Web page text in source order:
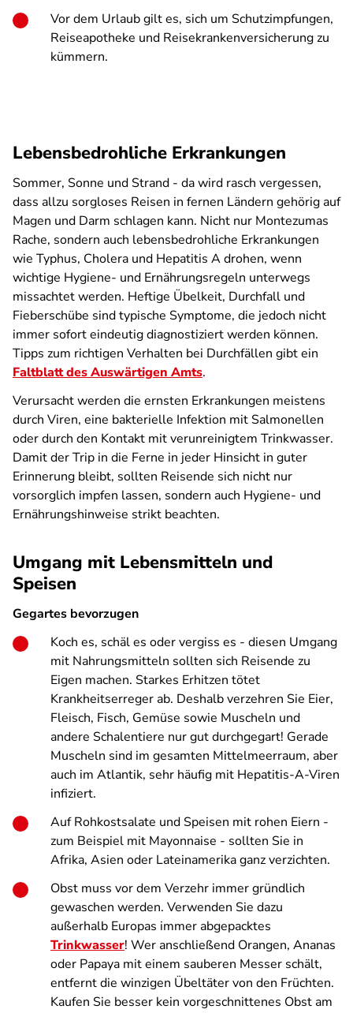
Vor dem Urlaub gilt es, sich um Schutzimpfungen,
Reiseapotheke und Reisekrankenversicherung zu
kümmern.
Lebensbedrohliche Erkrankungen
Sommer, Sonne und Strand - da wird rasch vergessen,
dass allzu sorgloses Reisen in fernen Ländern gehörig auf
Magen und Darm schlagen kann. Nicht nur Montezumas
Rache, sondern auch lebensbedrohliche Erkrankungen
wie Typhus, Cholera und Hepatitis A drohen, wenn
wichtige Hygiene- und Ernährungsregeln unterwegs
missachtet werden. Heftige Übelkeit, Durchfall und
Fieberschübe sind typische Symptome, die jedoch nicht
immer sofort eindeutig diagnostiziert werden können.
Tipps zum richtigen Verhalten bei Durchfällen gibt ein
Faltblatt des Auswärtigen Amts.
Verursacht werden die ernsten Erkrankungen meistens
durch Viren, eine bakterielle Infektion mit Salmonellen
oder durch den Kontakt mit verunreinigtem Trinkwasser.
Damit der Trip in die Ferne in jeder Hinsicht in guter
Erinnerung bleibt, sollten Reisende sich nicht nur
vorsorglich impfen lassen, sondern auch Hygiene- und
Ernährungshinweise strikt beachten.
Umgang mit Lebensmitteln und
Speisen
Gegartes bevorzugen
Koch es, schäl es oder vergiss es - diesen Umgang
mit Nahrungsmitteln sollten sich Reisende zu
Eigen machen. Starkes Erhitzen tötet
Krankheitserreger ab. Deshalb verzehren Sie Eier,
Fleisch, Fisch, Gemüse sowie Muscheln und
andere Schalentiere nur gut durchgegart! Gerade
Muscheln sind im gesamten Mittelmeerraum, aber
auch im Atlantik, sehr häufig mit Hepatitis-A-Viren
infiziert.
Auf Rohkostsalate und Speisen mit rohen Eiern -
zum Beispiel mit Mayonnaise - sollten Sie in
Afrika, Asien oder Lateinamerika ganz verzichten.
Obst muss vor dem Verzehr immer gründlich
gewaschen werden. Verwenden Sie dazu
außerhalb Europas immer abgepacktes
Trinkwasser! Wer anschließend Orangen, Ananas
oder Papaya mit einem sauberen Messer schält,
entfernt die winzigen Übeltäter von den Früchten.
Kaufen Sie besser kein vorgeschnittenes Obst am